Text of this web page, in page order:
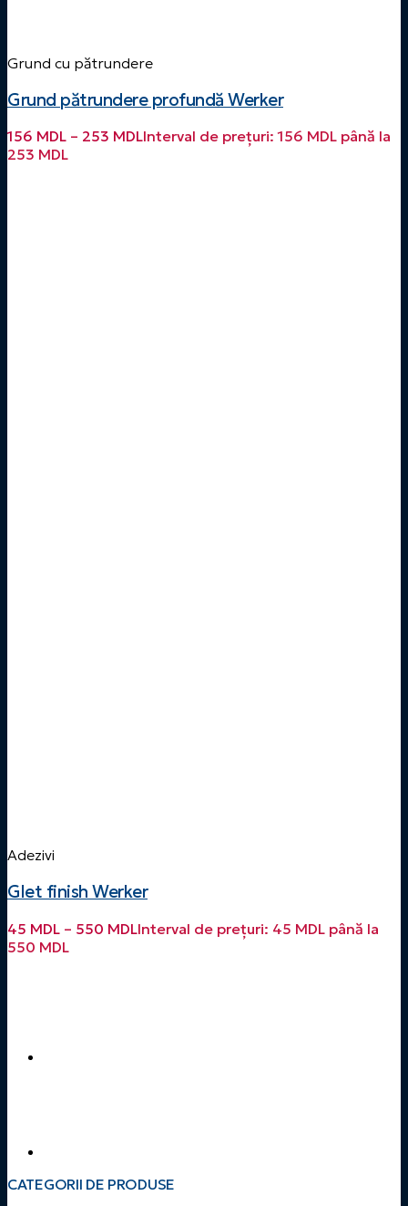
Grund cu pătrundere
Grund pătrundere profundă Werker
156 MDL – 253 MDLInterval de prețuri: 156 MDL până la
253 MDL
Adezivi
Glet finish Werker
45 MDL – 550 MDLInterval de prețuri: 45 MDL până la
550 MDL
CATEGORII DE PRODUSE